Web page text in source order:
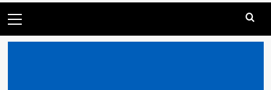
principal